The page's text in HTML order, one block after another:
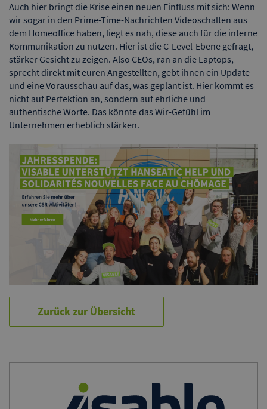
Auch hier bringt die Krise einen neuen Einfluss mit sich: Wenn
wir sogar in den Prime-Time-Nachrichten Videoschalten aus
dem Homeoffice haben, liegt es nah, diese auch für die interne
Kommunikation zu nutzen. Hier ist die C-Level-Ebene gefragt,
stärker Gesicht zu zeigen. Also CEOs, ran an die Laptops,
sprecht direkt mit euren Angestellten, gebt ihnen ein Update
und eine Vorausschau auf das, was geplant ist. Hier kommt es
nicht auf Perfektion an, sondern auf ehrliche und
authentische Worte. Das könnte das Wir-Gefühl im
Unternehmen erheblich stärken.
Zurück zur Übersicht